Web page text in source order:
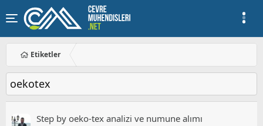
Etiketler
oekotex
Step by oeko-tex analizi ve numune alımı